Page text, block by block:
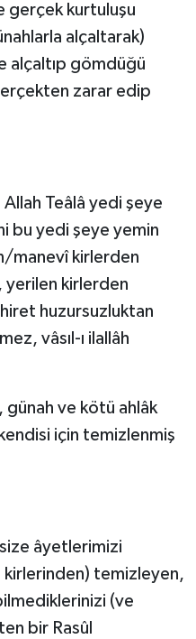
gerçek kurtuluşu
alçaltarak)
alçaltıp gömdüğü
zarar edip
Teâlâ yedi şeye
bu yedi şeye yemin
manevî kirlerden
kirlerden
huzursuzluktan
vâsıl-ı ilallâh
ve kötü ahlâk
için temizlenmiş
âyetlerimizi
kirlerinden) temizleyen,
(ve
bir Rasûl